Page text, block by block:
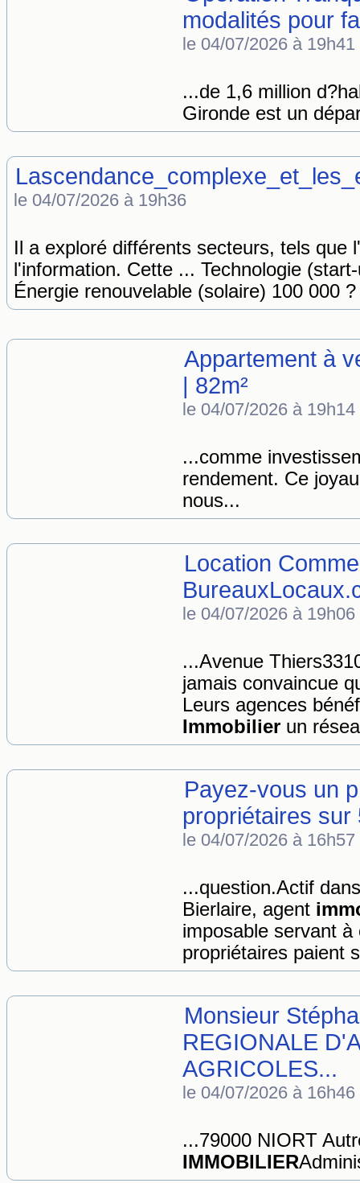
modalités pour
le 04/07/2026 à 19h41
...de 1,6 million
Gironde est un
le 04/07/2026 à 19h36
Il a exploré différents secteurs, tels que l'
l'information. Cette ... Technologie
Énergie renouvelable (solaire) 100 000
Appartement à
| 82m²
le 04/07/2026 à 19h14
...comme
rendement. Ce
nous...
Location
le 04/07/2026 à 19h06
...Avenue
jamais convaincue
Leurs agences
Immobilier un
Payez-vous un
propriétaires sur
le 04/07/2026 à 16h57
...question.Actif
Bierlaire, agent
imposable servant
propriétaires paient
Monsieur
REGIONALE
AGRICOLES...
le 04/07/2026 à 16h46
...79000 NIORT
IMMOBILIER